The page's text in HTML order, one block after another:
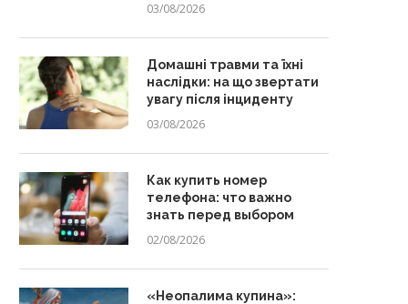
03/08/2026
Домашні травми та їхні
наслідки: на що звертати
увагу після інциденту
03/08/2026
Как купить номер
телефона: что важно
знать перед выбором
02/08/2026
«Неопалима купина»: